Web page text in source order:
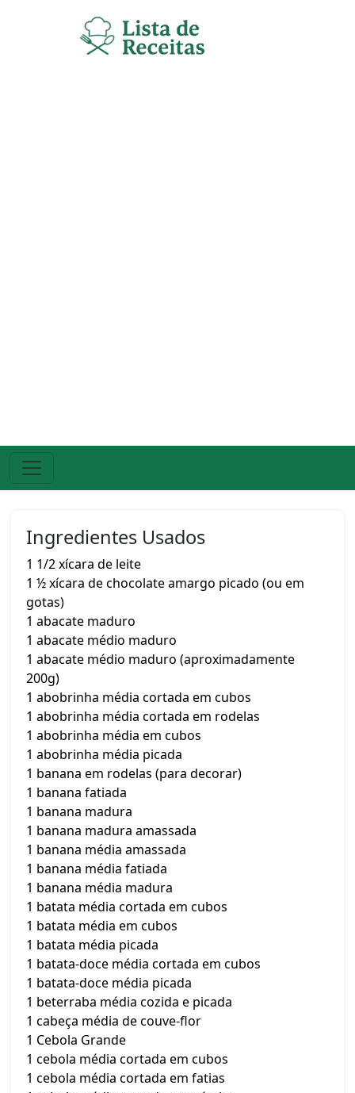
Ingredientes Usados
1 1/2 xícara de leite
1 ½ xícara de chocolate amargo picado (ou em
gotas)
1 abacate maduro
1 abacate médio maduro
1 abacate médio maduro (aproximadamente
200g)
1 abobrinha média cortada em cubos
1 abobrinha média cortada em rodelas
1 abobrinha média em cubos
1 abobrinha média picada
1 banana em rodelas (para decorar)
1 banana fatiada
1 banana madura
1 banana madura amassada
1 banana média amassada
1 banana média fatiada
1 banana média madura
1 batata média cortada em cubos
1 batata média em cubos
1 batata média picada
1 batata-doce média cortada em cubos
1 batata-doce média picada
1 beterraba média cozida e picada
1 cabeça média de couve-flor
1 Cebola Grande
1 cebola média cortada em cubos
1 cebola média cortada em fatias